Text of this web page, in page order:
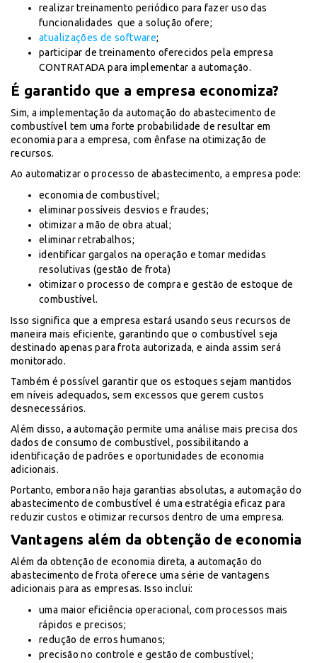
realizar treinamento periódico para fazer uso das
funcionalidades que a solução ofere;
atualizações de software;
participar de treinamento oferecidos pela empresa
CONTRATADA para implementar a automação.
É garantido que a empresa economiza?
Sim, a implementação da automação do abastecimento de
combustível tem uma forte probabilidade de resultar em
economia para a empresa, com ênfase na otimização de
recursos.
Ao automatizar o processo de abastecimento, a empresa pode:
economia de combustível;
eliminar possíveis desvios e fraudes;
otimizar a mão de obra atual;
eliminar retrabalhos;
identificar gargalos na operação e tomar medidas
resolutivas (gestão de frota)
otimizar o processo de compra e gestão de estoque de
combustível.
Isso significa que a empresa estará usando seus recursos de
maneira mais eficiente, garantindo que o combustível seja
destinado apenas para frota autorizada, e ainda assim será
monitorado.
Também é possível garantir que os estoques sejam mantidos
em níveis adequados, sem excessos que gerem custos
desnecessários.
Além disso, a automação permite uma análise mais precisa dos
dados de consumo de combustível, possibilitando a
identificação de padrões e oportunidades de economia
adicionais.
Portanto, embora não haja garantias absolutas, a automação do
abastecimento de combustível é uma estratégia eficaz para
reduzir custos e otimizar recursos dentro de uma empresa.
Vantagens além da obtenção de economia
Além da obtenção de economia direta, a automação do
abastecimento de frota oferece uma série de vantagens
adicionais para as empresas. Isso inclui:
uma maior eficiência operacional, com processos mais
rápidos e precisos;
redução de erros humanos;
precisão no controle e gestão de combustível;